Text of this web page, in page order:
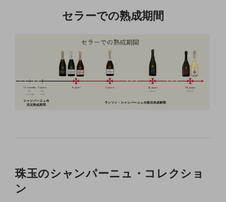
セラーでの熟成期間
珠玉のシャンパーニュ・コレクショ
ン